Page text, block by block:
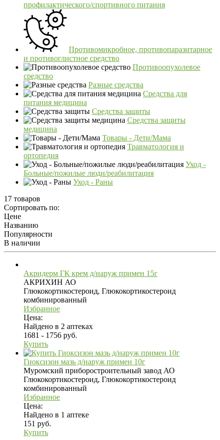
профилактического/спортивного питания
Противомикробное, противопаразитарное
и противоглистное средство
Противоопухолевое
средство
Разные средства
Средства для
питания медицина
Средства защиты
Средства защиты
медицина
Товары - Дети/Мама
Травматология и
ортопедия
Уход -
Больные/пожилые люди/реабилитация
Уход - Раны
17 товаров
Сортировать по:
Цене
Названию
Популярности
В наличии
Акридерм ГК крем д/наруж примен 15г
АКРИХИН АО
Глюкокортикостероид, Глюкокортикостероид
комбинированный
Избранное
Цена:
Найдено в 2 аптеках
1681 - 1756 руб.
Купить
Гиоксизон мазь д/наруж примен 10г
Муромский приборостроительный завод АО
Глюкокортикостероид, Глюкокортикостероид
комбинированный
Избранное
Цена:
Найдено в 1 аптеке
151 руб.
Купить